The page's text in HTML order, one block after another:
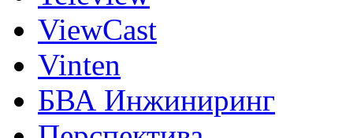
ViewCast
Vinten
БВА Инжиниринг